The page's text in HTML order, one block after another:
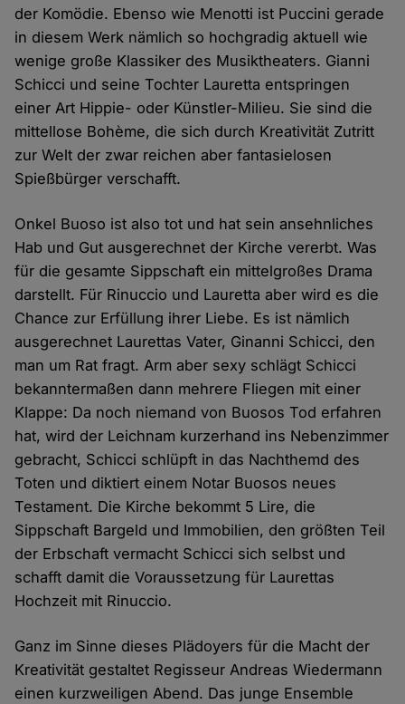
der Komödie. Ebenso wie Menotti ist Puccini gerade
in diesem Werk nämlich so hochgradig aktuell wie
wenige große Klassiker des Musiktheaters. Gianni
Schicci und seine Tochter Lauretta entspringen
einer Art Hippie- oder Künstler-Milieu. Sie sind die
mittellose Bohème, die sich durch Kreativität Zutritt
zur Welt der zwar reichen aber fantasielosen
Spießbürger verschafft.
Onkel Buoso ist also tot und hat sein ansehnliches
Hab und Gut ausgerechnet der Kirche vererbt. Was
für die gesamte Sippschaft ein mittelgroßes Drama
darstellt. Für Rinuccio und Lauretta aber wird es die
Chance zur Erfüllung ihrer Liebe. Es ist nämlich
ausgerechnet Laurettas Vater, Ginanni Schicci, den
man um Rat fragt. Arm aber sexy schlägt Schicci
bekanntermaßen dann mehrere Fliegen mit einer
Klappe: Da noch niemand von Buosos Tod erfahren
hat, wird der Leichnam kurzerhand ins Nebenzimmer
gebracht, Schicci schlüpft in das Nachthemd des
Toten und diktiert einem Notar Buosos neues
Testament. Die Kirche bekommt 5 Lire, die
Sippschaft Bargeld und Immobilien, den größten Teil
der Erbschaft vermacht Schicci sich selbst und
schafft damit die Voraussetzung für Laurettas
Hochzeit mit Rinuccio.
Ganz im Sinne dieses Plädoyers für die Macht der
Kreativität gestaltet Regisseur Andreas Wiedermann
einen kurzweiligen Abend. Das junge Ensemble